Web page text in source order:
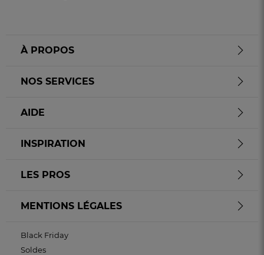
À PROPOS
NOS SERVICES
AIDE
INSPIRATION
LES PROS
MENTIONS LÉGALES
Black Friday
Soldes